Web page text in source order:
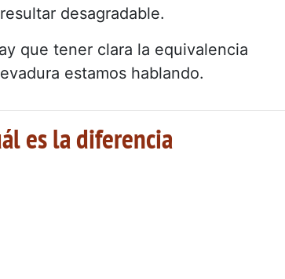
desagradable.
que tener clara la equivalencia
estamos hablando.
es la diferencia